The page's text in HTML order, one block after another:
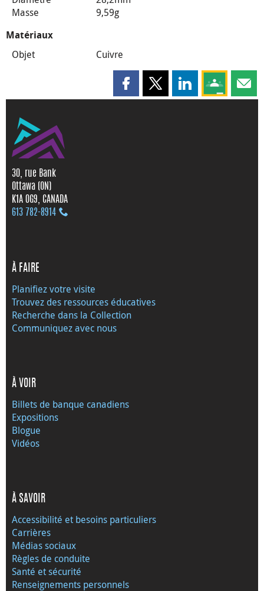
Masse
9,59g
Matériaux
Objet Cuivre
Partager cette page sur
Partager cette page sur X
Partager cette
Partagez
30, rue Bank
Ottawa (ON)
K1A 0G9, CANADA
613 782‑8914
À FAIRE
Planifiez votre visite
Trouvez des ressources éducatives
Recherche dans la Collection
Communiquez avec nous
À VOIR
Billets de banque canadiens
Expositions
Blogue
Vidéos
À SAVOIR
Accessibilité et besoins particuliers
Carrières
Médias sociaux
Règles de conduite
Santé et sécurité
Renseignements personnels